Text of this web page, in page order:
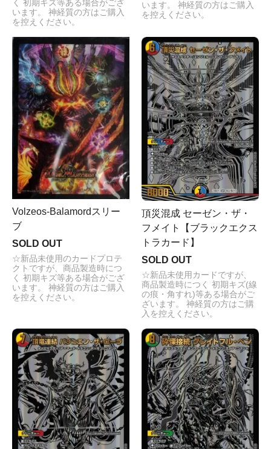
く 初期キズ等ある場合がござ
います。 神経質の方はご購入
を控えください。
います。 神経質の方はご購入
を控えください。
Volzeos-Balamordスリー
ブ
SOLD OUT
☆新品未使用のカードプロテ
クトですが、商品製造時につ
く 初期キズ等ある場合がござ
います。 神経質の方はご購入
を控えください。
頂災混成 セーゼン・ザ・
フメイト【ブラックエクス
トラカード】
SOLD OUT
☆新品未使用カードですが、
商品製造時につく 初期キズ(線
の痕・角すれ)等ある場合がご
ざいます。 神経質の方はご購
入を控えください。